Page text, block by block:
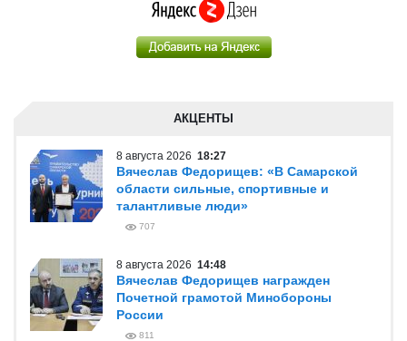
АКЦЕНТЫ
8 августа 2026 18:27
Вячеслав Федорищев: «В Самарской
области сильные, спортивные и
талантливые люди»
707
8 августа 2026 14:48
Вячеслав Федорищев награжден
Почетной грамотой Минобороны
России
811